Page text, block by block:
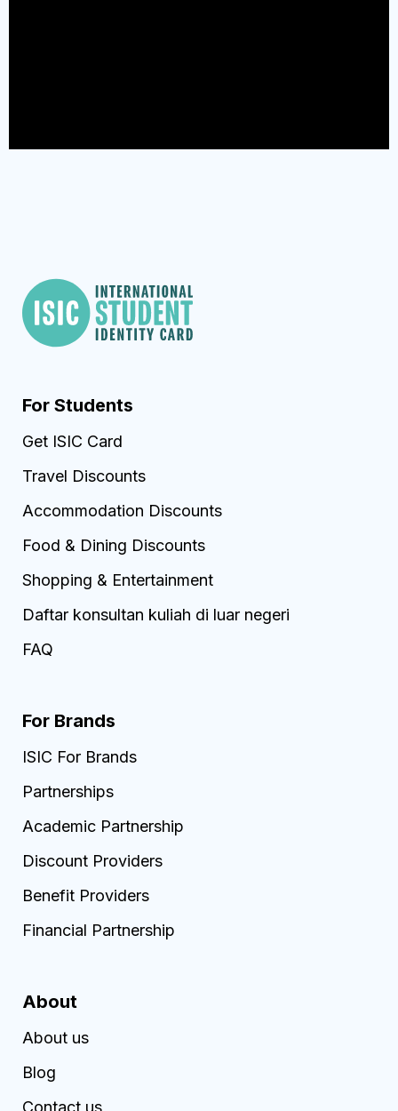
For Students
Get ISIC Card
Travel Discounts
Accommodation Discounts
Food & Dining Discounts
Shopping & Entertainment
Daftar konsultan kuliah di luar negeri
FAQ
For Brands
ISIC For Brands
Partnerships
Academic Partnership
Discount Providers
Benefit Providers
Financial Partnership
About
About us
Blog
Contact us